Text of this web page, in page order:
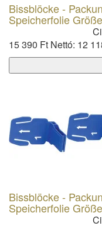
Bissblöcke -
Speicherfolie
15 390 Ft Nettó: 12
Bissblöcke -
Speicherfolie